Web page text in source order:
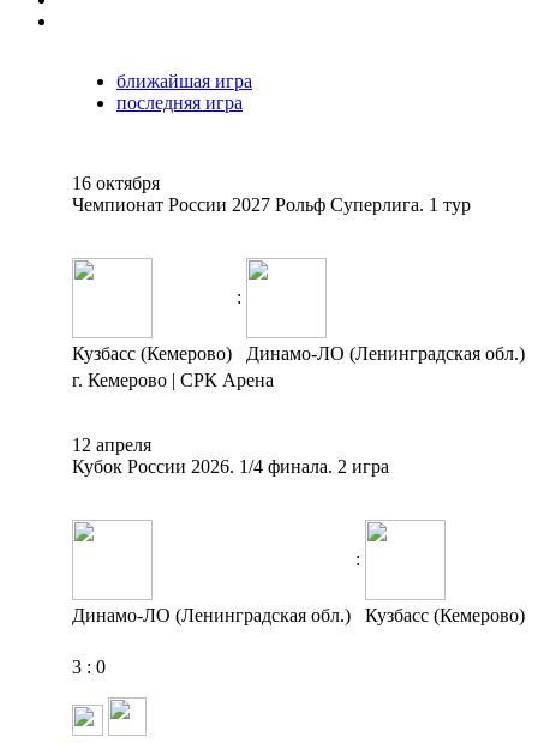
ближайшая игра
последняя игра
16 октября
Чемпионат России 2027 Рольф Суперлига. 1 тур
:
Кузбасс (Кемерово)
Динамо-ЛО (Ленинградская обл.)
г. Кемерово | СРК Арена
12 апреля
Кубок России 2026. 1/4 финала. 2 игра
:
Динамо-ЛО (Ленинградская обл.) Кузбасс (Кемерово)
3 : 0